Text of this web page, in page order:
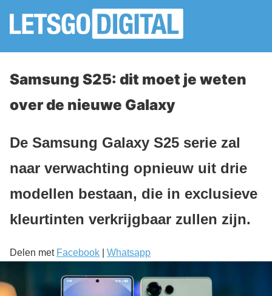
Samsung S25: dit moet je weten
over de nieuwe Galaxy
De Samsung Galaxy S25 serie zal
naar verwachting opnieuw uit drie
modellen bestaan, die in exclusieve
kleurtinten verkrijgbaar zullen zijn.
Delen met Facebook Whatsapp